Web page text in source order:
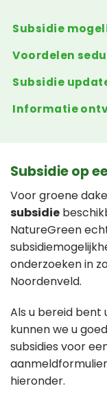
Subsidie
Voordelen
Subsidie
Informatie
Subsidie op
Voor groene
subsidie
NatureGreen
onderzoeken in
Noordenveld.
Als u bereid bent
kunnen we u goed
subsidies voor
hieronder.